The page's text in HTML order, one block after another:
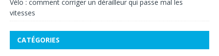
Vélo : comment corriger un dérailleur qui passe mal les
vitesses
CATÉGORIES